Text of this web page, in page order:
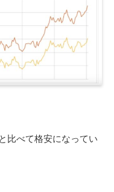
比べて格安になってい